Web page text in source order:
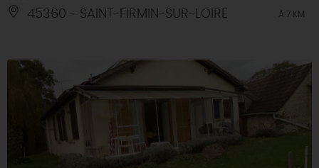
45360 - SAINT-FIRMIN-SUR-LOIRE À 7 KM